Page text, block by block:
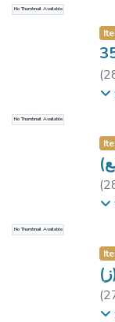
No Thumbnail Available
No Thumbnail Available
(
No Thumbnail Available
(
(